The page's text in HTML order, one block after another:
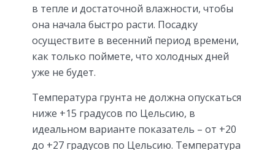
в тепле и достаточной влажности, чтобы
она начала быстро расти. Посадку
осуществите в весенний период времени,
как только поймете, что холодных дней
уже не будет.
Температура грунта не должна опускаться
ниже +15 градусов по Цельсию, в
идеальном варианте показатель – от +20
до +27 градусов по Цельсию. Температура